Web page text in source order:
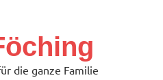
die ganze Familie